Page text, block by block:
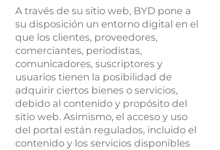
A través de su sitio web, BYD pone a
su disposición un entorno digital en el
que los clientes, proveedores,
comerciantes, periodistas,
comunicadores, suscriptores y
usuarios tienen la posibilidad de
adquirir ciertos bienes o servicios,
debido al contenido y propósito del
sitio web. Asimismo, el acceso y uso
del portal están regulados, incluido el
contenido y los servicios disponibles